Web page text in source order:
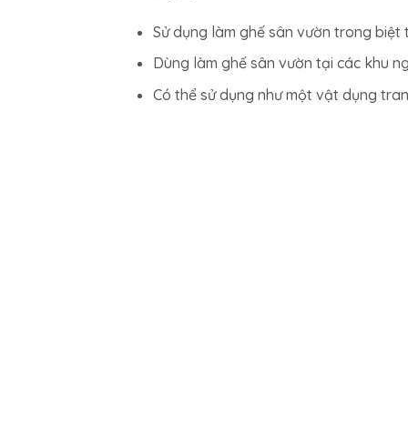
Sử dụng làm ghế sân vườn trong biệt
Dùng làm ghế sân vườn tại các khu
Có thể sử dụng như một vật dụng